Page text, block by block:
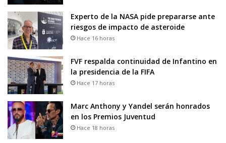
Experto de la NASA pide prepararse ante
riesgos de impacto de asteroide
Hace 16 horas
FVF respalda continuidad de Infantino en
la presidencia de la FIFA
Hace 17 horas
Marc Anthony y Yandel serán honrados
en los Premios Juventud
Hace 18 horas